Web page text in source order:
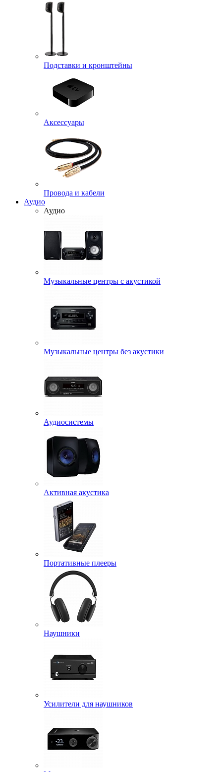
Подставки и кронштейны
Аксессуары
Провода и кабели
Аудио
Аудио
Музыкальные центры с акустикой
Музыкальные центры без акустики
Аудиосистемы
Активная акустика
Портативные плееры
Наушники
Усилители для наушников